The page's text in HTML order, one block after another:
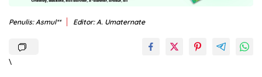
Penulis: Asmul** Editor: A. Umaternate
\